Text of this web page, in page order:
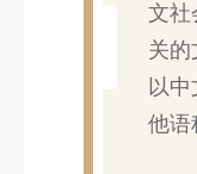
文社
关的
以
他语